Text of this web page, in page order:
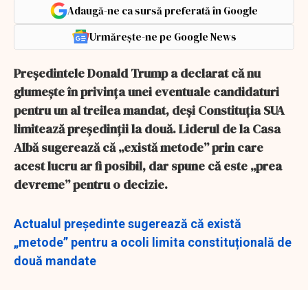
Adaugă-ne ca sursă preferată în Google
Urmărește-ne pe Google News
Președintele Donald Trump a declarat că nu
glumește în privința unei eventuale candidaturi
pentru un al treilea mandat, deși Constituția SUA
limitează președinții la două. Liderul de la Casa
Albă sugerează că „există metode” prin care
acest lucru ar fi posibil, dar spune că este „prea
devreme” pentru o decizie.
Actualul președinte sugerează că există
„metode” pentru a ocoli limita constituțională de
două mandate